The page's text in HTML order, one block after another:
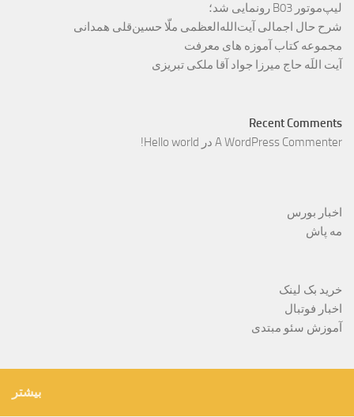
لیپ‌موتور B03 رونمایی شد؛
شرح حال اجمالی آیت‌الله‌العظمی ملّا حسین‌قلی همدانی
مجموعه کتاب آموزه های معرفت
آیت اللَه حاج میرزا جواد آقا ملکی تبریزی
Recent Comments
A WordPress Commenter در Hello world!
اخبار بورس
مه پاش
خرید بک لینک
اخبار فوتبال
آموزش سئو مبتدی
بیشتر